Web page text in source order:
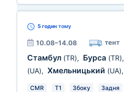
5 годин тому
10.08–14.08 тент
Стамбул (TR), Бурса (TR),
(UA), Хмельницький (UA),
CMR T1 Збоку Задня